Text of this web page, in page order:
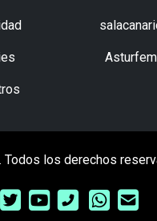
los derechos